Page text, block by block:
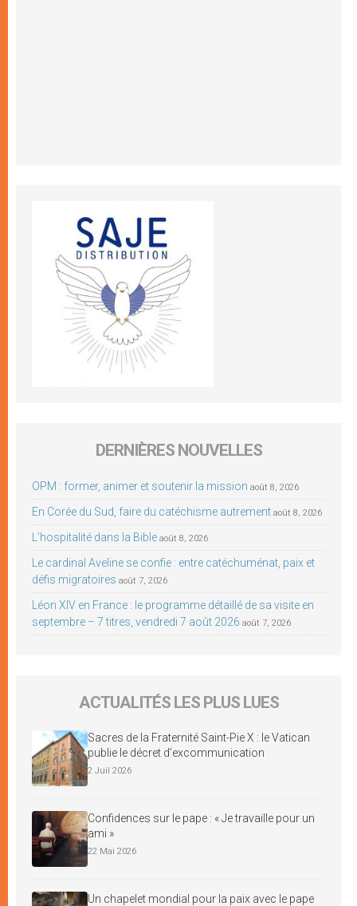
DERNIÈRES NOUVELLES
OPM : former, animer et soutenir la mission août 8, 2026
En Corée du Sud, faire du catéchisme autrement août 8, 2026
L’hospitalité dans la Bible août 8, 2026
Le cardinal Aveline se confie : entre catéchuménat, paix et
défis migratoires août 7, 2026
Léon XIV en France : le programme détaillé de sa visite en
septembre – 7 titres, vendredi 7 août 2026 août 7, 2026
ACTUALITÉS LES PLUS LUES
Sacres de la Fraternité Saint-Pie X : le Vatican
publie le décret d’excommunication
2 Juil 2026
Confidences sur le pape : « Je travaille pour un
ami »
22 Mai 2026
Un chapelet mondial pour la paix avec le pape